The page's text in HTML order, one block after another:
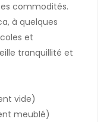
commodités.
à quelques
et
tranquillité et
vide)
meublé)